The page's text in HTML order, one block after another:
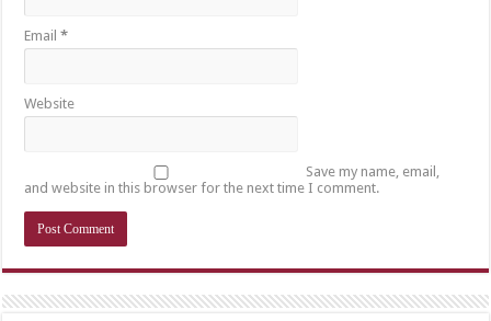
Email*
Website
Save my name, email,
and website in this browser for the next time I comment.